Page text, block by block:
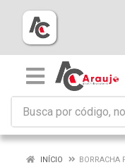
INÍCIO BORRACHA